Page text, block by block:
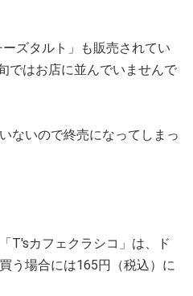
ズタルト」も販売されてい
ではお店に並んでいませんで
ないので終売になってしまっ
T'sカフェクラシコ」は、ド
う場合には165円（税込）に